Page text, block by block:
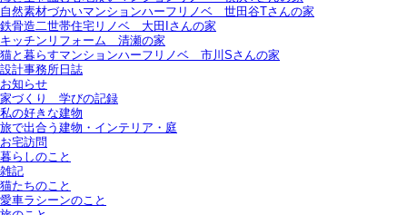
自然素材づかいマンションハーフリノベ＿世田谷Tさんの家
鉄骨造二世帯住宅リノベ＿大田Iさんの家
キッチンリフォーム＿清瀬の家
猫と暮らすマンションハーフリノベ＿市川Sさんの家
設計事務所日誌
お知らせ
家づくり 学びの記録
私の好きな建物
旅で出合う建物・インテリア・庭
お宅訪問
暮らしのこと
雑記
猫たちのこと
愛車ラシーンのこと